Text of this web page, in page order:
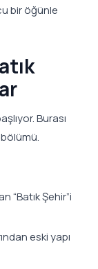
bir öğünle
Burası
“Batık Şehir”i
eski yapı